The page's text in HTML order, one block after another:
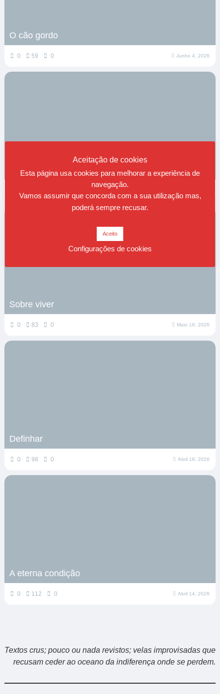
O cão gordo
0 59 0 Junho 4, 2026
Depressa demais
Sobre viver
0 83 0 Maio 16, 2026
Definhar
0 98 0 Abril 18, 2026
A eterna condição
0 112 0 Abril 14, 2026
Textos crus; pouco ou nada revistos; velas improvisadas que
recusam ceder ao oceano da indiferença onde se perdem.
Aceitação de cookies
Esta página usa cookies para melhorar a experiência de
navegação.
Vamos assumir que concorda com a sua utilização mas,
poderá sempre recusar.
Aceito
Configurações de cookies